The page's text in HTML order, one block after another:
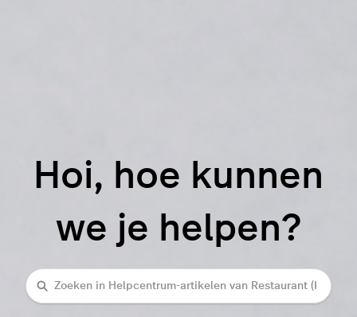
Hoi, hoe kunnen
we je helpen?
Zoeken